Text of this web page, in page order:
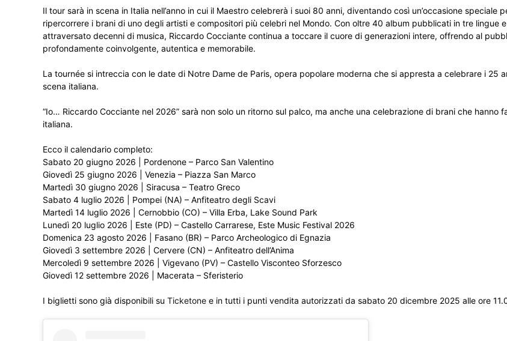
Il tour sarà in scena in Italia nell’anno in cui il Maestro celebrerà i suoi 80 anni, diventando così un’occasione speciale
ripercorrere i brani di uno degli artisti e compositori più celebri nel Mondo. Con oltre 40 album pubblicati in tre lingue
attraversato decenni di musica, Riccardo Cocciante continua a toccare il cuore di generazioni intere, offrendo al
profondamente coinvolgente, autentica e memorabile.
La tournée si intreccia con le date di Notre Dame de Paris, opera popolare moderna che si appresta a celebrare i 25
scena italiana.
“Io… Riccardo Cocciante nel 2026” sarà non solo un ritorno sul palco, ma anche una celebrazione di brani che hanno
italiana.
Ecco il calendario completo:
Sabato 20 giugno 2026 | Pordenone – Parco San Valentino
Giovedì 25 giugno 2026 | Venezia – Piazza San Marco
Martedì 30 giugno 2026 | Siracusa – Teatro Greco
Sabato 4 luglio 2026 | Pompei (NA) – Anfiteatro degli Scavi
Martedì 14 luglio 2026 | Cernobbio (CO) – Villa Erba, Lake Sound Park
Lunedì 20 luglio 2026 | Este (PD) – Castello Carrarese, Este Music Festival 2026
Domenica 23 agosto 2026 | Fasano (BR) – Parco Archeologico di Egnazia
Giovedì 3 settembre 2026 | Cervere (CN) – Anfiteatro dell’Anima
Mercoledì 9 settembre 2026 | Vigevano (PV) – Castello Visconteo Sforzesco
Giovedì 12 settembre 2026 | Macerata – Sferisterio
I biglietti sono già disponibili su Ticketone e in tutti i punti vendita autorizzati da sabato 20 dicembre 2025 alle ore